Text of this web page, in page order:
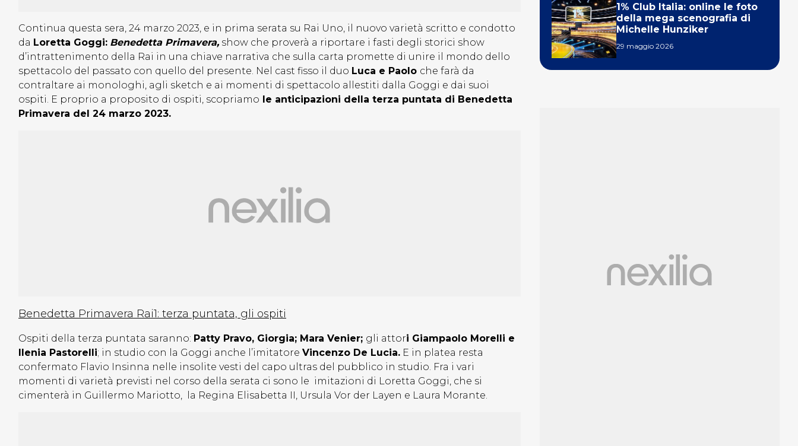
Continua questa sera, 24 marzo 2023, e in prima serata su Rai Uno, il nuovo varietà scritto e condotto
da Loretta Goggi: Benedetta Primavera, show che proverà a riportare i fasti degli storici show
d’intrattenimento della Rai in una chiave narrativa che sulla carta promette di unire il mondo dello
spettacolo del passato con quello del presente. Nel cast fisso il duo Luca e Paolo che farà da
contraltare ai monologhi, agli sketch e ai momenti di spettacolo allestiti dalla Goggi e dai suoi
ospiti. E proprio a proposito di ospiti, scopriamo le anticipazioni della terza puntata di Benedetta
Primavera del 24 marzo 2023.
Benedetta Primavera Rai1: terza puntata, gli ospiti
Ospiti della terza puntata saranno: Patty Pravo, Giorgia; Mara Venier; gli attori Giampaolo Morelli e
Ilenia Pastorelli; in studio con la Goggi anche l’imitatore Vincenzo De Lucia. E in platea resta
confermato Flavio Insinna nelle insolite vesti del capo ultras del pubblico in studio. Fra i vari
momenti di varietà previsti nel corso della serata ci sono le imitazioni di Loretta Goggi, che si
cimenterà in Guillermo Mariotto, la Regina Elisabetta II, Ursula Vor der Layen e Laura Morante.
1% Club Italia: online le foto
della mega scenografia di
Michelle Hunziker
29 maggio 2026